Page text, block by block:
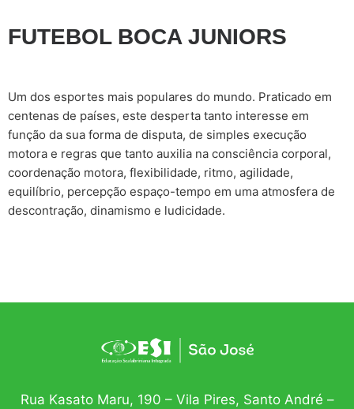
FUTEBOL BOCA JUNIORS
Um dos esportes mais populares do mundo. Praticado em
centenas de países, este desperta tanto interesse em
função da sua forma de disputa, de simples execução
motora e regras que tanto auxilia na consciência corporal,
coordenação motora, flexibilidade, ritmo, agilidade,
equilíbrio, percepção espaço-tempo em uma atmosfera de
descontração, dinamismo e ludicidade.
Rua Kasato Maru, 190 – Vila Pires, Santo André –